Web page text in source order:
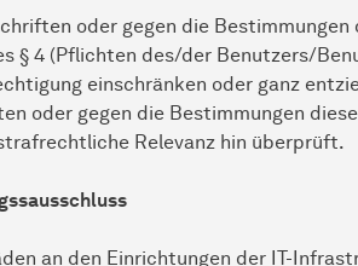
oder gegen die Bestimmungen
§ 4 (Pflichten des/der Benutzers/
einschränken oder ganz
oder gegen die Bestimmungen
Relevanz hin überprüft.
an den Einrichtungen der IT-